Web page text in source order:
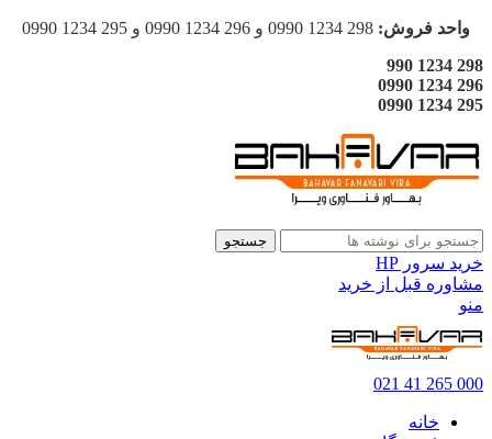
واحد فروش:
298 1234 990
296 1234 0990
295 1234 0990
جستجو
خرید سرور HP
مشاوره قبل از خرید
منو
000 265 41 021
خانه